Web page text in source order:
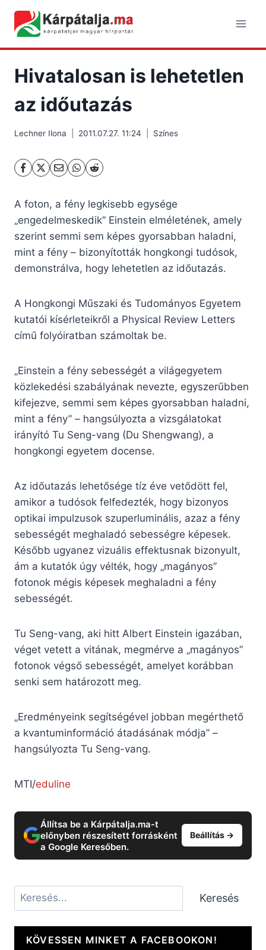
content
Hivatalosan is lehetetlen
az időutazás
Lechner Ilona 2011.07.27. 11:24 Színes
A foton, a fény legkisebb egysége
„engedelmeskedik” Einstein elméletének, amely
szerint semmi sem képes gyorsabban haladni,
mint a fény – bizonyították hongkongi tudósok,
demonstrálva, hogy lehetetlen az időutazás.
A Hongkongi Műszaki és Tudományos Egyetem
kutatói kísérleteikről a Physical Review Letters
című folyóiratban számoltak be.
„Einstein a fény sebességét a világegyetem
közlekedési szabályának nevezte, egyszerűbben
kifejezve, semmi sem képes gyorsabban haladni,
mint a fény” – hangsúlyozta a vizsgálatokat
irányító Tu Seng-vang (Du Shengwang), a
hongkongi egyetem docense.
Az időutazás lehetősége tíz éve vetődött fel,
amikor a tudósok felfedezték, hogy bizonyos
optikai impulzusok szuperluminális, azaz a fény
sebességét meghaladó sebességre képesek.
Később ugyanez vizuális effektusnak bizonyult,
ám a kutatók úgy vélték, hogy „magányos”
fotonok mégis képesek meghaladni a fény
sebességét.
Tu Seng-vang, aki hitt Albert Einstein igazában,
véget vetett a vitának, megmérve a „magányos”
fotonok végső sebességét, amelyet korábban
senki sem határozott meg.
„Eredményeink segítségével jobban megérthető
a kvantuminformáció átadásának módja” –
hangsúlyozta Tu Seng-vang.
MTI/eduline
Állítsa be a Kárpátalja.ma-t
előnyben részesített forrásként
a Google Keresőben.
Beállítás →
Keresés Keresés
KÖVESSEN MINKET A FACEBOOKON!